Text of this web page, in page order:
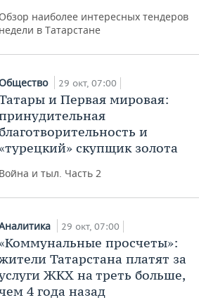
Обзор наиболее интересных тендеров
недели в Татарстане
29 окт, 07:00
и Первая мировая:
и
скупщик золота
Война и тыл. Часть 2
29 окт, 07:00
просчеты»:
Татарстана платят за
ЖКХ на треть больше,
4 года назад